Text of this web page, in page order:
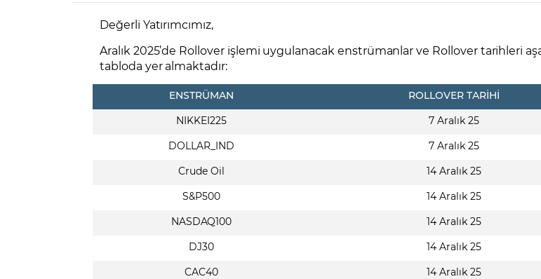
Zarar Olasılığınız Forex Nedir? CFD Nedir? İşlem Koşulları
İŞLEM PLATFORMLARI
GCM Trader Eğitim Videoları GCM MT4 Eğitim Videoları GCM MT5
Yurt Dışı Bilanço Takvimi
Değerli Yatırımcımız,
Aralık 2025’de Rollover işlemi uygulanacak enstrümanlar ve Rollover tarihleri
tabloda yer almaktadır:
ENSTRÜMAN
ROLLOVER TARİHİ
NIKKEI225
7 Aralık 25
DOLLAR_IND
7 Aralık 25
Crude Oil
14 Aralık 25
S&P500
14 Aralık 25
NASDAQ100
14 Aralık 25
DJ30
14 Aralık 25
CAC40
14 Aralık 25